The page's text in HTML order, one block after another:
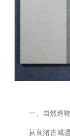
一、自然造
从良渚古城